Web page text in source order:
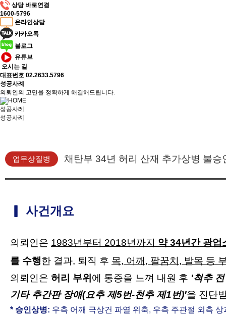
상담 바로연결
1600-5796
온라인상담
카카오톡
블로그
유튜브
오시는 길
대표번호 02.2633.5796
성공사례
의뢰인의 고민을 정확하게 해결해드립니다.
성공사례
성공사례
업무상질병 채탄부 34년 허리 산재 추가상병 불
▎ 사건개요
의뢰인은 1983년부터 2018년까지 약 34년간 광업
를 수행한 결과, 퇴직 후 목, 어깨, 팔꿈치, 발목 등
의뢰인은 허리 부위 에 통증을 느껴 내원 후 '척추
기타 추간판 장애(요추 제5번-천추 제1번)'을 진단
* 승인상병: 우측 어깨 극상건 파열 위축, 우측 주관절 외측